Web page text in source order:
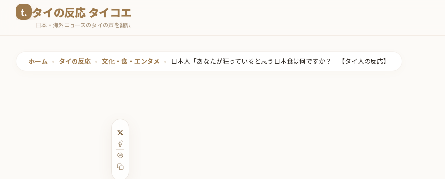
タイの反応 タイコエ
日本・海外ニュースのタイの声を翻訳
ホーム • タイの反応 • 文化・食・エンタメ • 日本人「あなたが狂っていると思う日本食は何ですか？」【タイ人の反応】